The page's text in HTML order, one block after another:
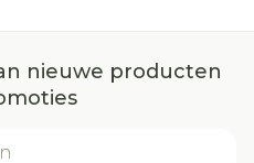
nieuwe producten